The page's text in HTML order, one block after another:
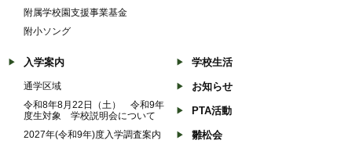
附属学校園支援事業基金
附小ソング
入学案内
通学区域
令和8年8月22日（土） 令和9年
度生対象 学校説明会について
2027年(令和9年)度入学調査案内
学校生活
お知らせ
PTA活動
雛松会